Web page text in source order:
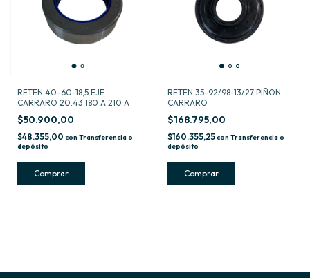
RETEN 40-60-18,5 EJE
CARRARO 20.43 180 A 210 A
$50.900,00
$48.355,00 con Transferencia o
depósito
RETEN 35-92/98-13/27 PIÑON
CARRARO
$168.795,00
$160.355,25con Transferencia o
depósito